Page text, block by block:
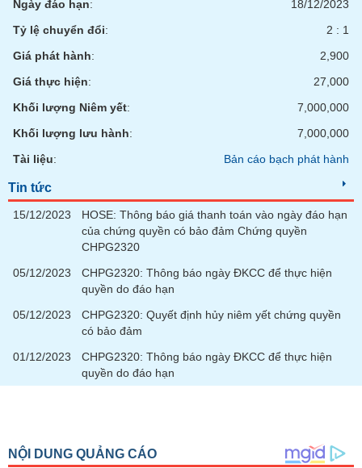
Ngày đáo hạn:
18/12/2023
Tỷ lệ chuyển đổi:
2 : 1
Giá phát hành:
2,900
Giá thực hiện:
27,000
Khối lượng Niêm yết:
7,000,000
Khối lượng lưu hành:
7,000,000
Tài liệu: Bản cáo bạch phát hành
Tin tức
15/12/2023
HOSE: Thông báo giá thanh toán vào ngày đáo hạn
của chứng quyền có bảo đảm Chứng quyền
CHPG2320
05/12/2023
CHPG2320: Thông báo ngày ĐKCC để thực hiện
quyền do đáo hạn
05/12/2023
CHPG2320: Quyết định hủy niêm yết chứng quyền
có bảo đảm
01/12/2023
CHPG2320: Thông báo ngày ĐKCC để thực hiện
quyền do đáo hạn